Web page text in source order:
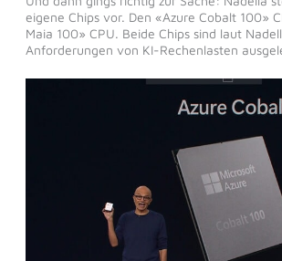
eigene Chips vor. Den «Azure Cobalt 100»
Maia 100» CPU. Beide Chips sind laut
Anforderungen von KI-Rechenlasten